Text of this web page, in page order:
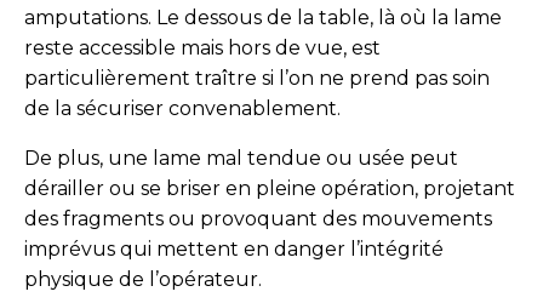
amputations. Le dessous de la table, là où la lame
reste accessible mais hors de vue, est
particulièrement traître si l’on ne prend pas soin
de la sécuriser convenablement.
De plus, une lame mal tendue ou usée peut
dérailler ou se briser en pleine opération, projetant
des fragments ou provoquant des mouvements
imprévus qui mettent en danger l’intégrité
physique de l’opérateur.